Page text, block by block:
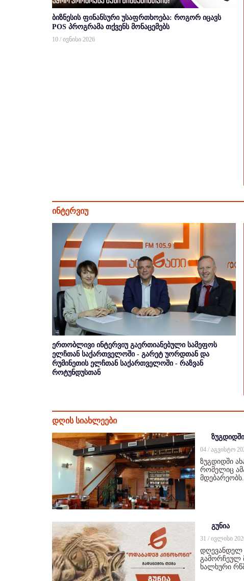
ბიზნესის ფინანსური უსაფრთხოება: როგორ იცავს
POS პროგრამა თქვენს მონაცემებს
10 / ივნისი 2026
ინტერვიუ
ერთობლივი ინტერვიუ გაერთიანებული სამეფოს
ელჩთან საქართველოში - გარეტ უორდთან და
რუმინეთის ელჩთან საქართველოში - რაზვან
როტუნდუსთან
დღის სიახლეები
04 / აგვისტო
ზუგდიდში
რომელიც
მდებარეობს.
გუნია
31 / ივლისი
დღევანდელ
გამორჩეულ
ხალხური